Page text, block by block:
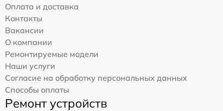
Оплата и доставка
Контакты
Вакансии
О компании
Ремонтируемые модели
Наши услуги
Согласие на обработку персональных данных
Способы оплаты
Ремонт устройств